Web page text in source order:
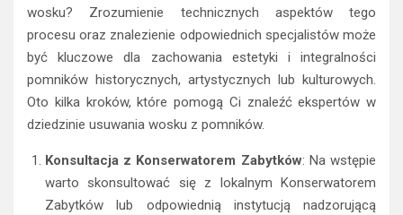
wosku? Zrozumienie technicznych aspektów tego
procesu oraz znalezienie odpowiednich specjalistów może
być kluczowe dla zachowania estetyki i integralności
pomników historycznych, artystycznych lub kulturowych.
Oto kilka kroków, które pomogą Ci znaleźć ekspertów w
dziedzinie usuwania wosku z pomników.
Konsultacja z Konserwatorem Zabytków: Na wstępie
warto skonsultować się z lokalnym Konserwatorem
Zabytków lub odpowiednią instytucją nadzorującą